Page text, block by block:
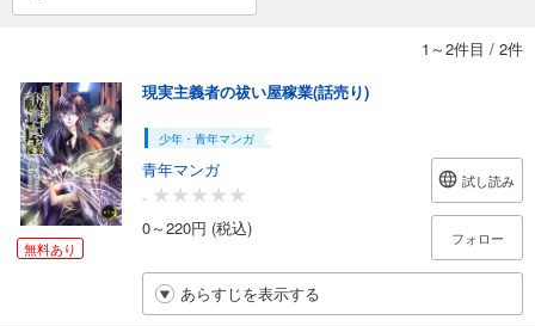
1～2件目 / 2件
無料あり
現実主義者の祓い屋稼業(話売り)
少年・青年マンガ
青年マンガ
-
0～220円 (税込)
試し読み
フォロー
あらすじを表示する